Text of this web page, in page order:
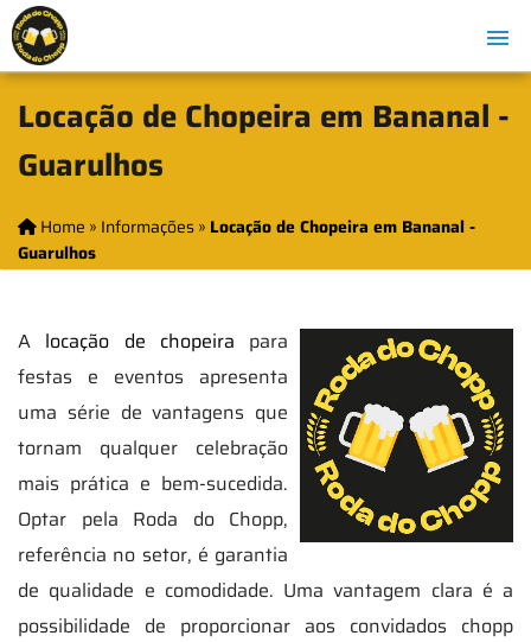
Locação de Chopeira em Bananal -
Guarulhos
Home » Informações» Locação de Chopeira em Bananal -
Guarulhos
A locação de chopeira para
festas e eventos apresenta
uma série de vantagens que
tornam qualquer celebração
mais prática e bem-sucedida.
Optar pela Roda do Chopp,
referência no setor, é garantia
de qualidade e comodidade. Uma vantagem clara é a
possibilidade de proporcionar aos convidados chopp